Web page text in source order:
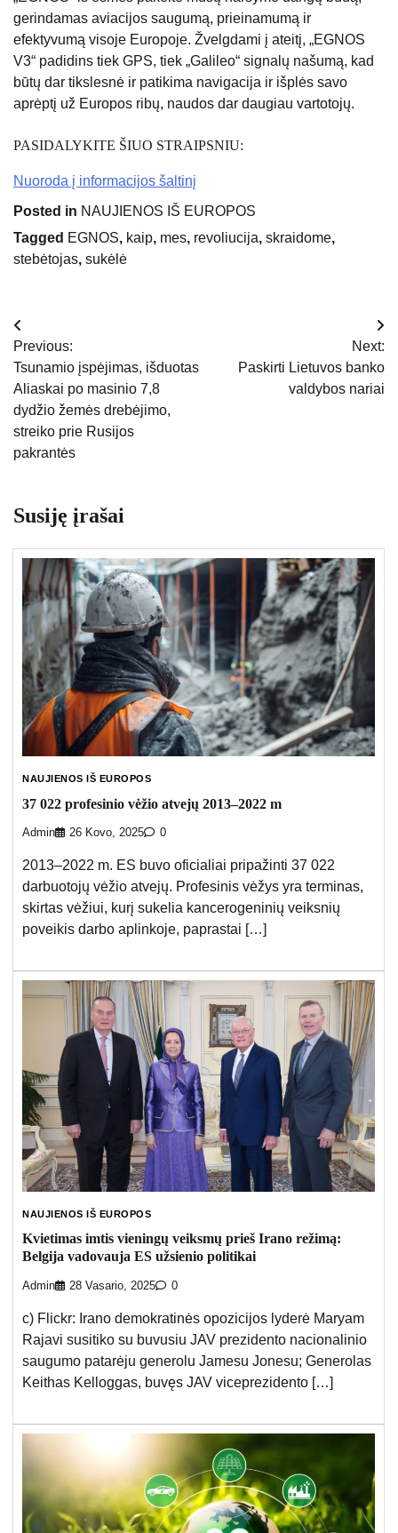
gerindamas aviacijos saugumą, prieinamumą ir
efektyvumą visoje Europoje. Žvelgdami į ateitį, „EGNOS
V3“ padidins tiek GPS, tiek „Galileo“ signalų našumą, kad
būtų dar tikslesnė ir patikima navigacija ir išplės savo
aprėptį už Europos ribų, naudos dar daugiau vartotojų.
PASIDALYKITE ŠIUO STRAIPSNIU:
Nuoroda į informacijos šaltinį
Posted in NAUJIENOS IŠ EUROPOS
Tagged EGNOS, kaip, mes, revoliucija, skraidome,
stebėtojas, sukėlė
Navigacija
tarp
įrašų
Previous:
Tsunamio įspėjimas, išduotas
Aliaskai po masinio 7,8
dydžio žemės drebėjimo,
streiko prie Rusijos
pakrantės
Next:
Paskirti Lietuvos banko
valdybos nariai
Susiję įrašai
NAUJIENOS IŠ EUROPOS
37 022 profesinio vėžio atvejų 2013–2022 m
Admin 26 Kovo, 2025 0
2013–2022 m. ES buvo oficialiai pripažinti 37 022
darbuotojų vėžio atvejų. Profesinis vėžys yra terminas,
skirtas vėžiui, kurį sukelia kancerogeninių veiksnių
poveikis darbo aplinkoje, paprastai […]
NAUJIENOS IŠ EUROPOS
Kvietimas imtis vieningų veiksmų prieš Irano režimą:
Belgija vadovauja ES užsienio politikai
Admin 28 Vasario, 2025 0
c) Flickr: Irano demokratinės opozicijos lyderė Maryam
Rajavi susitiko su buvusiu JAV prezidento nacionalinio
saugumo patarėju generolu Jamesu Jonesu; Generolas
Keithas Kelloggas, buvęs JAV viceprezidento […]